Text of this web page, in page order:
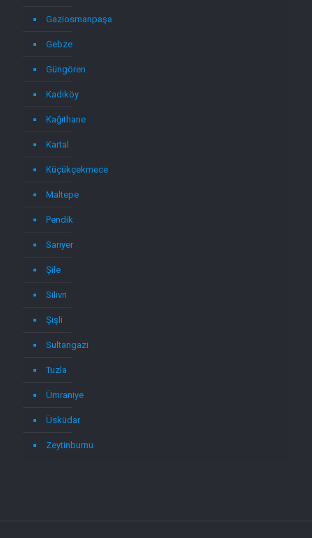
Gaziosmanpaşa
Gebze
Güngören
Kadıköy
Kağıthane
Kartal
Küçükçekmece
Maltepe
Pendik
Sarıyer
Şile
Silivri
Şişli
Sultangazi
Tuzla
Ümraniye
Üsküdar
Zeytinburnu